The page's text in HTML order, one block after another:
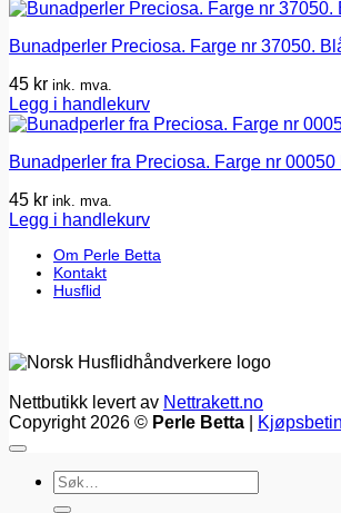
Bunadperler Preciosa. Farge nr 37050.
45 kr ink. mva.
Legg i handlekurv
Bunadperler fra Preciosa. Farge nr 00050
45 kr ink. mva.
Legg i handlekurv
Om Perle Betta
Kontakt
Husflid
Nettbutikk levert av Nettrakett.no
Copyright 2026 © Perle Betta
Søk
etter: